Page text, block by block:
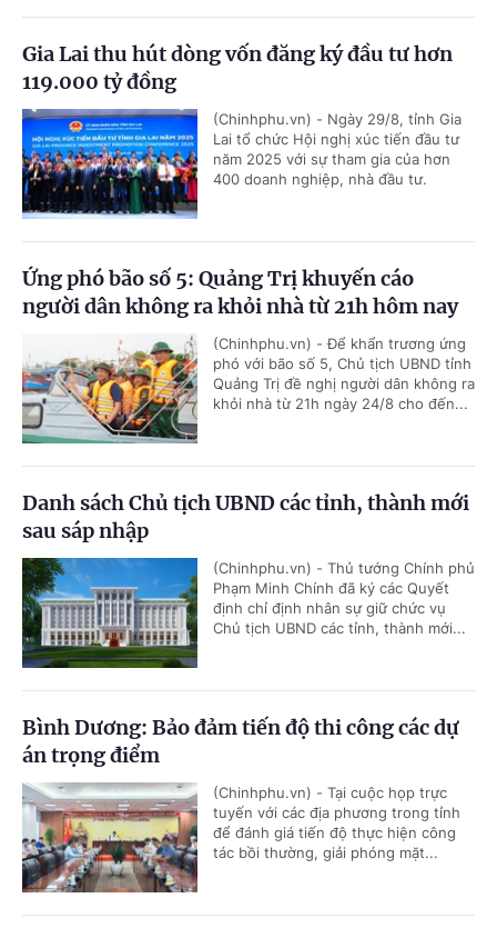
Gia Lai thu hút dòng vốn đăng ký đầu tư hơn
119.000 tỷ đồng
(Chinhphu.vn) - Ngày 29/8, tỉnh Gia
Lai tổ chức Hội nghị xúc tiến đầu tư
năm 2025 với sự tham gia của hơn
400 doanh nghiệp, nhà đầu tư.
Ứng phó bão số 5: Quảng Trị khuyến cáo
người dân không ra khỏi nhà từ 21h hôm nay
(Chinhphu.vn) - Để khẩn trương ứng
phó với bão số 5, Chủ tịch UBND tỉnh
Quảng Trị đề nghị người dân không ra
khỏi nhà từ 21h ngày 24/8 cho đến...
Danh sách Chủ tịch UBND các tỉnh, thành mới
sau sáp nhập
(Chinhphu.vn) - Thủ tướng Chính phủ
Phạm Minh Chính đã ký các Quyết
định chỉ định nhân sự giữ chức vụ
Chủ tịch UBND các tỉnh, thành mới...
Bình Dương: Bảo đảm tiến độ thi công các dự
án trọng điểm
(Chinhphu.vn) - Tại cuộc họp trực
tuyến với các địa phương trong tỉnh
để đánh giá tiến độ thực hiện công
tác bồi thường, giải phóng mặt...